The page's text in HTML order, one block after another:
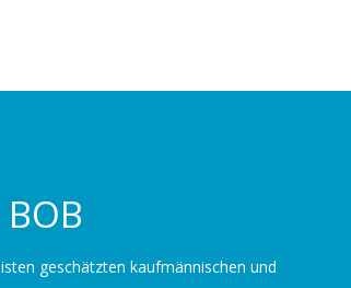
geschätzten kaufmännischen und